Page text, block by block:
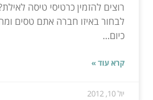
רוצים להזמין כרטיסי טיסה
לבחור באיזו חברה אתם טסים
כיום...
קרא עוד »
יול 10, 2012